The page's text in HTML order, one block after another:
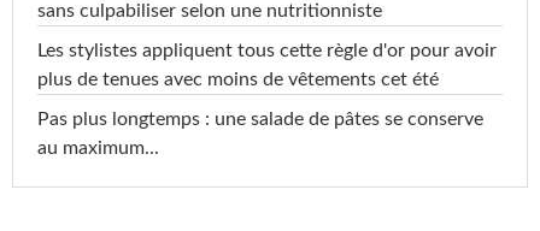
sans culpabiliser selon une nutritionniste
Les stylistes appliquent tous cette règle d'or pour avoir
plus de tenues avec moins de vêtements cet été
Pas plus longtemps : une salade de pâtes se conserve
au maximum...